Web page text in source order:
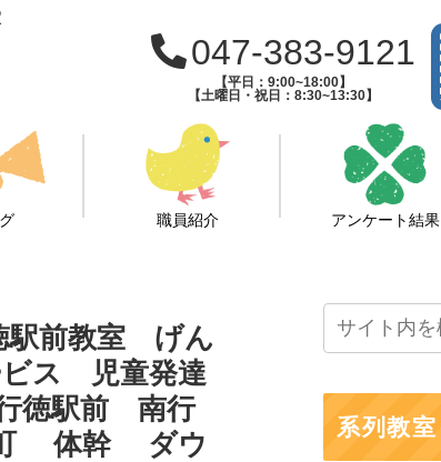
047-383-9121
【平日：9:00~18:00】
【土曜日・祝日：8:30~13:30】
職員紹介 アンケート結果
駅前教室 げん
ス 児童発達
徳駅前 南行
体幹 ダウ
系列教室